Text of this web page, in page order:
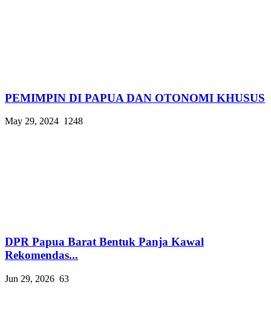
PEMIMPIN DI PAPUA DAN OTONOMI KHUSUS
May 29, 2024 1248
DPR Papua Barat Bentuk Panja Kawal
Rekomendas...
Jun 29, 2026 63